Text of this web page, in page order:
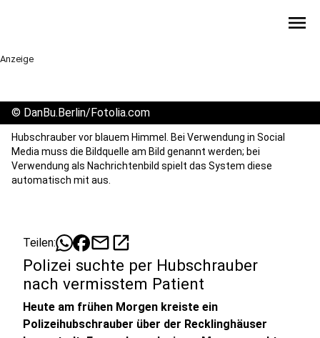
menu
Anzeige
© DanBu.Berlin/Fotolia.com
Hubschrauber vor blauem Himmel. Bei Verwendung in Social
Media muss die Bildquelle am Bild genannt werden; bei
Verwendung als Nachrichtenbild spielt das System diese
automatisch mit aus.
Teilen: mailopen_in_new
Polizei suchte per Hubschrauber
nach vermisstem Patient
Heute am frühen Morgen kreiste ein
Polizeihubschrauber über der Recklinghäuser